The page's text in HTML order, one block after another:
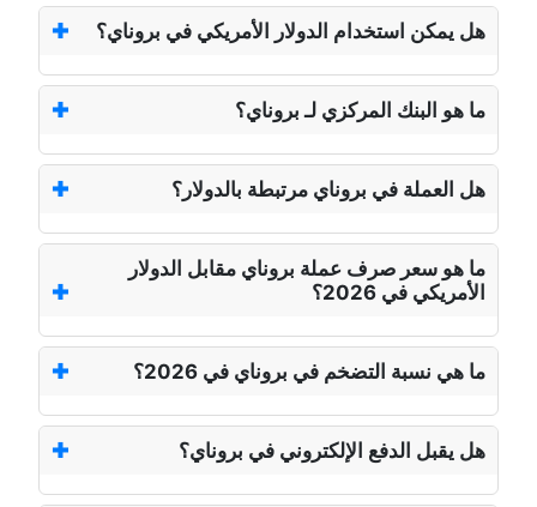
هل يمكن استخدام الدولار الأمريكي في بروناي؟
ما هو البنك المركزي لـ بروناي؟
هل العملة في بروناي مرتبطة بالدولار؟
ما هو سعر صرف عملة بروناي مقابل الدولار
الأمريكي في 2026؟
ما هي نسبة التضخم في بروناي في 2026؟
هل يقبل الدفع الإلكتروني في بروناي؟